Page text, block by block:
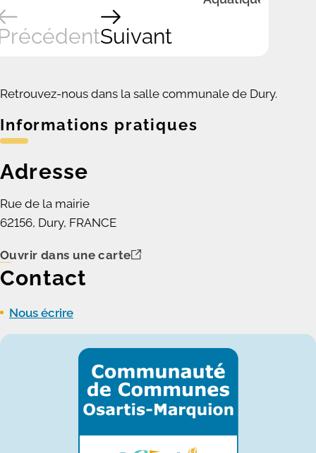
Suivant
Retrouvez-nous dans la salle communale de Dury.
Informations pratiques
Adresse
Rue de la mairie
62156, Dury, FRANCE
Ouvrir dans une carte
Contact
Nous écrire